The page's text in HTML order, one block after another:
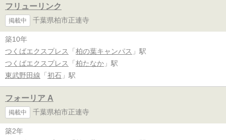
フリューリンク
掲載中 千葉県柏市正連寺
築10年
つくばエクスプレス
「 柏の葉キャンパス 」駅
つくばエクスプレス
「 柏たなか 」駅
東武野田線 「 初石 」駅
フォーリア A
掲載中 千葉県柏市正連寺
築2年